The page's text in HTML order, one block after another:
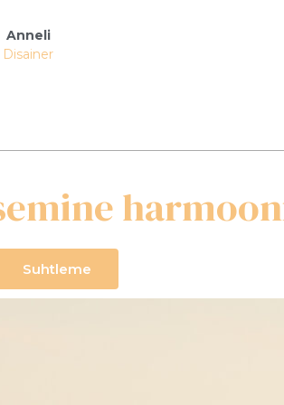
Anneli
Disainer
Suhtleme